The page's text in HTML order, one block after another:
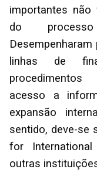
importantes não
do
linhas de
acesso a
expansão
sentido, deve-se
for
outras